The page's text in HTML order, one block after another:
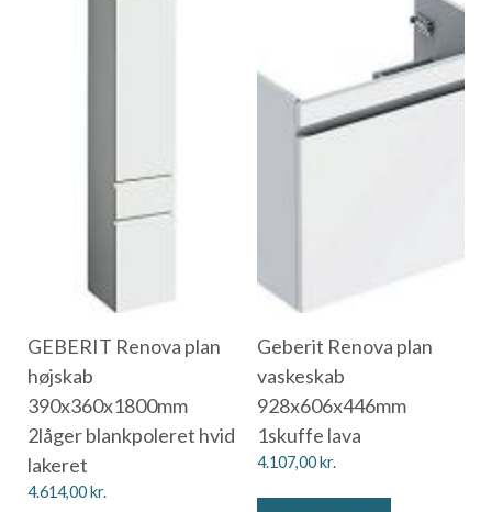
GEBERIT Renova plan
højskab
390x360x1800mm
2låger blankpoleret hvid
lakeret
4.614,00kr.
Geberit Renova plan
vaskeskab
928x606x446mm
1skuffe lava
4.107,00kr.